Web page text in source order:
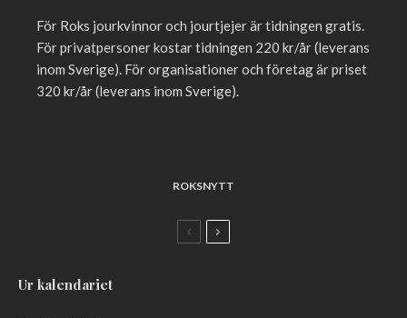
För Roks jourkvinnor och jourtjejer är tidningen gratis.
För privatpersoner kostar tidningen 220 kr/år (leverans
inom Sverige). För organisationer och företag är priset
320 kr/år (leverans inom Sverige).
ROKSNYTT
Ur kalendariet